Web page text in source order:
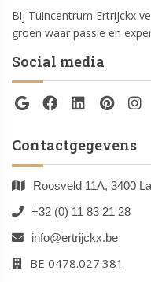
Bij Tuincentrum Ertrijckx
groen waar passie en
Social media
Contactgegevens
Roosveld 11A, 3400
+32 (0) 11 83 21 28
info@ertrijckx.be
BE 0478.027.381